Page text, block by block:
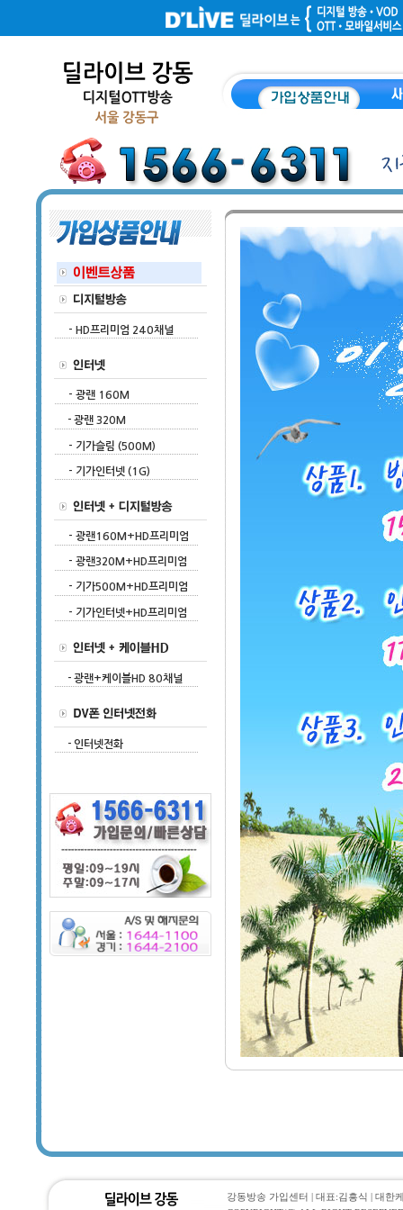
강동방송 가입센터 | 대표:김흥식 | 대한